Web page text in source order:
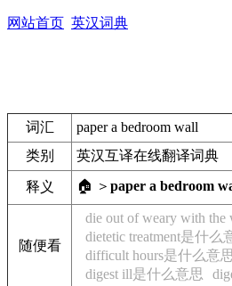
网站首页 英汉词典
词汇
paper a bedroom wall
类别
英汉互译在线翻译词典
释义 🏠 ＞ paper a bedroom
随便看
die out of weary with
dietetic treatment是什么
difficult hours是什么意思
digest ill是什么意思